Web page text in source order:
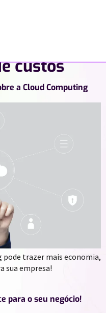
custos
a Cloud Computing
pode trazer mais economia,
sua empresa!
para o seu negócio!